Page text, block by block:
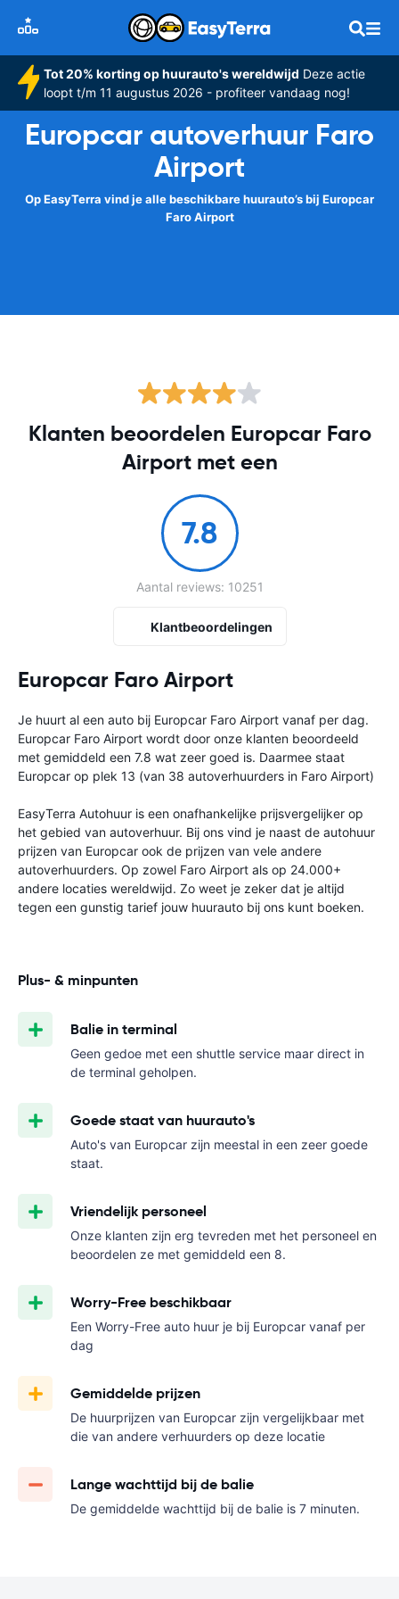
Tot 20% korting op huurauto's wereldwijd Deze actie
loopt t/m 11 augustus 2026 - profiteer vandaag nog!
Europcar autoverhuur Faro
Airport
Op EasyTerra vind je alle beschikbare huurauto’s bij Europcar
Faro Airport
Europcar Faro Airport
Je huurt al een auto bij Europcar Faro Airport vanaf per dag.
Europcar Faro Airport wordt door onze klanten beoordeeld
met gemiddeld een 7.8 wat zeer goed is. Daarmee staat
Europcar op plek 13 (van 38 autoverhuurders in Faro Airport)
EasyTerra Autohuur is een onafhankelijke prijsvergelijker op
het gebied van autoverhuur. Bij ons vind je naast de autohuur
prijzen van Europcar ook de prijzen van vele andere
autoverhuurders. Op zowel Faro Airport als op 24.000+
andere locaties wereldwijd. Zo weet je zeker dat je altijd
tegen een gunstig tarief jouw huurauto bij ons kunt boeken.
Plus- & minpunten
Balie in terminal
Geen gedoe met een shuttle service maar direct in
de terminal geholpen.
Goede staat van huurauto's
Auto's van Europcar zijn meestal in een zeer goede
staat.
Vriendelijk personeel
Onze klanten zijn erg tevreden met het personeel en
beoordelen ze met gemiddeld een 8.
Worry-Free beschikbaar
Een Worry-Free auto huur je bij Europcar vanaf per
dag
Gemiddelde prijzen
De huurprijzen van Europcar zijn vergelijkbaar met
die van andere verhuurders op deze locatie
Lange wachttijd bij de balie
De gemiddelde wachttijd bij de balie is 7 minuten.
Klanten beoordelen Europcar Faro
Airport met een
7.8
Aantal reviews: 10251
Klantbeoordelingen